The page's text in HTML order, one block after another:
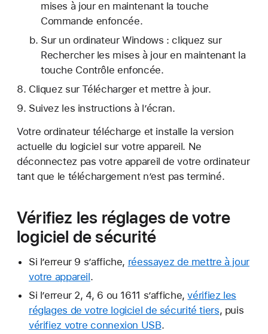
mises à jour en maintenant la touche
Commande enfoncée.
Sur un ordinateur Windows : cliquez sur
Rechercher les mises à jour en maintenant la
touche Contrôle enfoncée.
Cliquez sur Télécharger et mettre à jour.
Suivez les instructions à l’écran.
Votre ordinateur télécharge et installe la version
actuelle du logiciel sur votre appareil. Ne
déconnectez pas votre appareil de votre ordinateur
tant que le téléchargement n’est pas terminé.
Vérifiez les réglages de votre
logiciel de sécurité
Si l’erreur 9 s’affiche, réessayez de mettre à jour
votre appareil.
Si l’erreur 2, 4, 6 ou 1611 s’affiche,vérifiez les
réglages de votre logiciel de sécurité tiers, puis
vérifiez votre connexion USB.